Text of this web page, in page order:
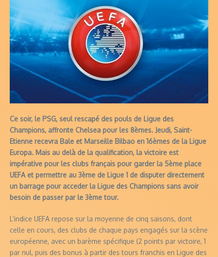
Ce soir, le PSG, seul rescapé des pouls de Ligue des
Champions, affronte Chelsea pour les 8èmes. Jeudi, Saint-
Etienne recevra Bale et Marseille Bilbao en 16èmes de la Ligue
Europa. Mais au delà de la qualification, la victoire est
impérative pour les clubs français pour garder la 5ème place
UEFA et permettre au 3ème de Ligue 1 de disputer directement
un barrage pour acceder la Ligue des Champions sans avoir
besoin de passer par le 3ème tour.
L’indice UEFA repose sur la moyenne de cinq saisons, dont
celle en cours, des clubs de chaque pays engagés sur la scène
européenne, avec un barème spécifique (2 points par victoire, 1
par nul, puis des bonus à partir des tours franchis en Ligue des